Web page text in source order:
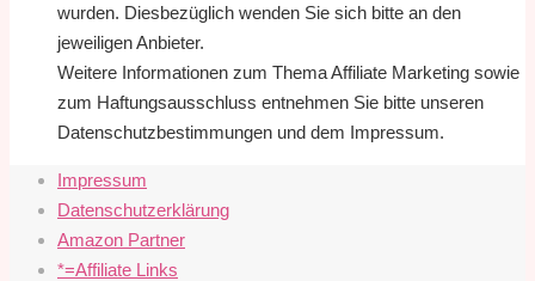
wurden. Diesbezüglich wenden Sie sich bitte an den
jeweiligen Anbieter.
Weitere Informationen zum Thema Affiliate Marketing sowie
zum Haftungsausschluss entnehmen Sie bitte unseren
Datenschutzbestimmungen und dem Impressum.
Impressum
Datenschutzerklärung
Amazon Partner
*=Affiliate Links